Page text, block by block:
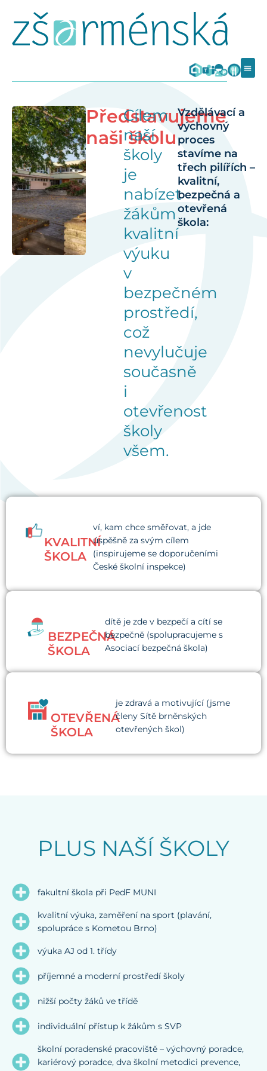
Představujeme
naši školu
Cílem
naší
školy
je
nabízet
žákům
kvalitní
výuku
v
bezpečném
prostředí,
což
nevylučuje
současně
i
otevřenost
školy
všem.
Vzdělávací a
výchovný
proces
stavíme na
třech pilířích –
kvalitní,
bezpečná a
otevřená
škola:
KVALITNÍ
ŠKOLA
ví, kam chce směřovat, a jde
úspěšně za svým cílem
(inspirujeme se doporučeními
České školní inspekce)
BEZPEČNÁ
ŠKOLA
dítě je zde v bezpečí a cítí se
bezpečně (spolupracujeme s
Asociací bezpečná škola)
OTEVŘENÁ
ŠKOLA
je zdravá a motivující (jsme
členy Sítě brněnských
otevřených škol)
PLUS NAŠÍ ŠKOLY
fakultní škola při PedF MUNI
kvalitní výuka, zaměření na sport (plavání,
spolupráce s Kometou Brno)
výuka AJ od 1. třídy
příjemné a moderní prostředí školy
nižší počty žáků ve třídě
individuální přístup k žákům s SVP
školní poradenské pracoviště – výchovný poradce,
kariérový poradce, dva školní metodici prevence,